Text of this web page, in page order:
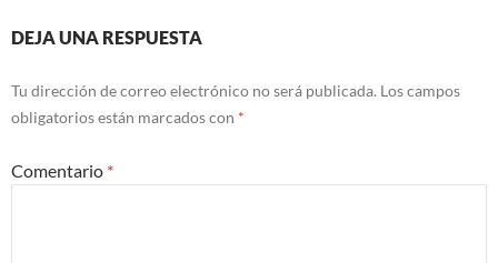
DEJA UNA RESPUESTA
Tu dirección de correo electrónico no será publicada. Los campos
obligatorios están marcados con *
Comentario *